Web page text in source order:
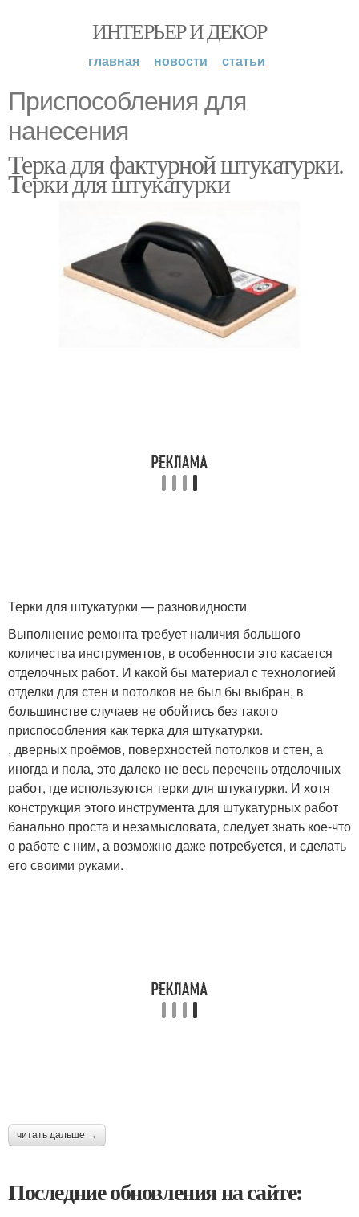
ИНТЕРЬЕР И ДЕКОР
главная новости статьи
Приспособления для
нанесения
Терка для фактурной штукатурки.
Терки для штукатурки
Терки для штукатурки — разновидности
Выполнение ремонта требует наличия большого
количества инструментов, в особенности это касается
отделочных работ. И какой бы материал с технологией
отделки для стен и потолков не был бы выбран, в
большинстве случаев не обойтись без такого
приспособления как терка для штукатурки.
, дверных проёмов, поверхностей потолков и стен, а
иногда и пола, это далеко не весь перечень отделочных
работ, где используются терки для штукатурки. И хотя
конструкция этого инструмента для штукатурных работ
банально проста и незамысловата, следует знать кое-что
о работе с ним, а возможно даже потребуется, и сделать
его своими руками.
читать дальше →
Последние обновления на сайте: